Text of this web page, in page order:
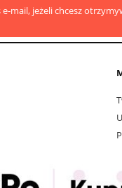
e-mail, jeżeli chcesz